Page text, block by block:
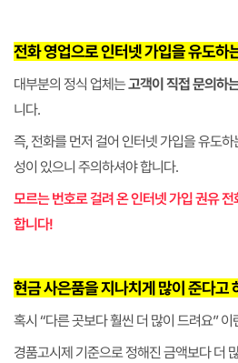
전화 영업으로 인터넷 가입을 유도하
대부분의 정식 업체는고객이 직접 문의하
니다.
즉, 전화를 먼저 걸어 인터넷 가입을 유도
성이 있으니 주의하셔야 합니다.
모르는 번호로 걸려 온 인터넷 가입 권유
합니다!
현금 사은품을 지나치게 많이 준다고
혹시 “다른 곳보다 훨씬 더 많이 드려요”
경품고시제 기준으로 정해진 금액보다 더